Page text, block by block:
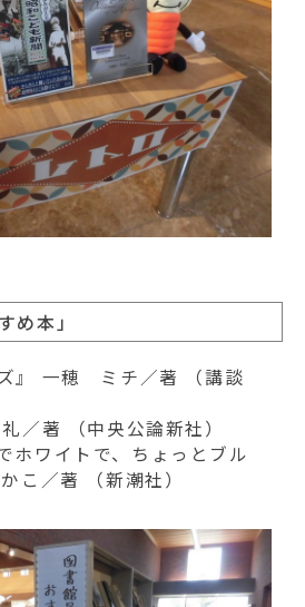
め本」
ズ』 一穂 ミチ／著 （講談
／著 （中央公論新社）
ホワイトで、ちょっとブル
こ／著 （新潮社）